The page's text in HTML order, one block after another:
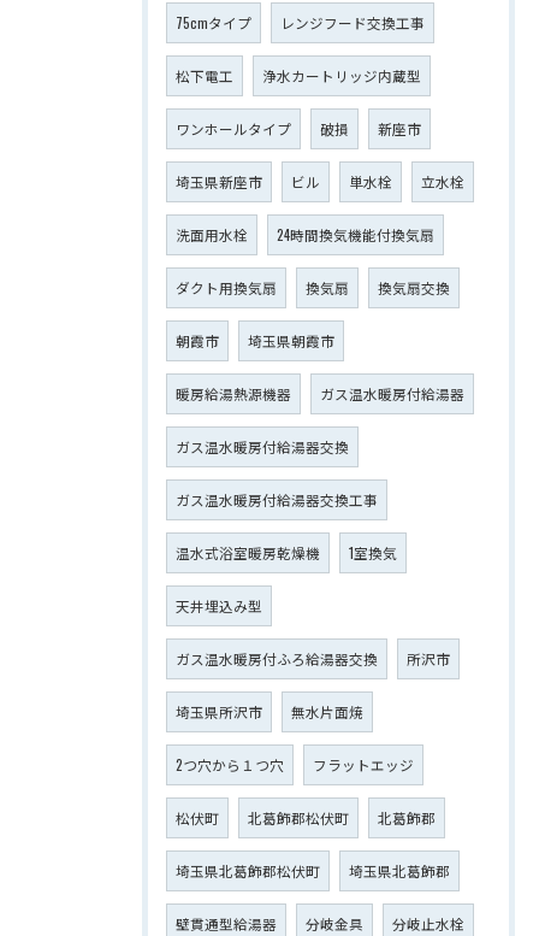
75cmタイプ レンジフード交換工事
松下電工 浄水カートリッジ内蔵型
ワンホールタイプ 破損 新座市
埼玉県新座市 ビル 単水栓 立水栓
洗面用水栓 24時間換気機能付換気扇
ダクト用換気扇 換気扇 換気扇交換
朝霞市 埼玉県朝霞市
暖房給湯熱源機器 ガス温水暖房付給湯器
ガス温水暖房付給湯器交換
ガス温水暖房付給湯器交換工事
温水式浴室暖房乾燥機 1室換気
天井埋込み型
ガス温水暖房付ふろ給湯器交換 所沢市
埼玉県所沢市 無水片面焼
2つ穴から１つ穴 フラットエッジ
松伏町 北葛飾郡松伏町 北葛飾郡
埼玉県北葛飾郡松伏町 埼玉県北葛飾郡
壁貫通型給湯器 分岐金具 分岐止水栓